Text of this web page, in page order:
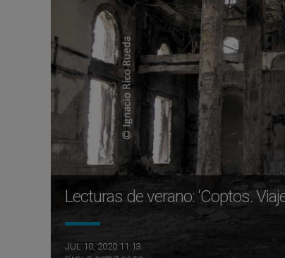
Lecturas de verano: ‘Coptos.
JUL 10, 2020 11:13